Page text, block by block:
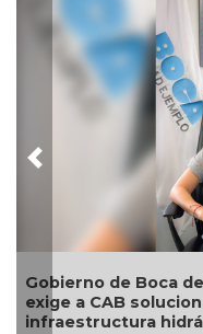
Río identifica puntos
definitivas a la
Previous